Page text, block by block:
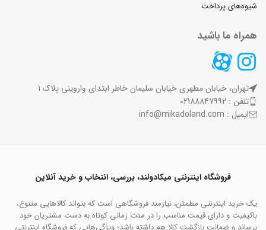
شیوه‌های پرداخت
همراه ما باشید
تهران، خیابان مطهری خیابان سلیمان خاطر ابتدای واروینی پلاک 1
تلفن : 02188847992
ایمیل : info@mikadoland.com
فروشگاه اینترنتی میکادولند، بررسی، انتخاب و خرید آنلاین
یک خرید اینترنتی مطمئن، نیازمند فروشگاهی است که بتواند کالاهایی متنوع،
باکیفیت و دارای قیمت مناسب را در مدت زمانی کوتاه به دست مشتریان خود
برساند و ضمانت بازگشت کالا هم داشته باشد؛ ویژگی‌هایی که فروشگاه اینترنتی